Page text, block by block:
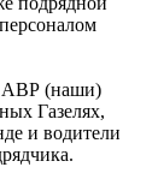
АВР (наши)
Газелях,
и водители